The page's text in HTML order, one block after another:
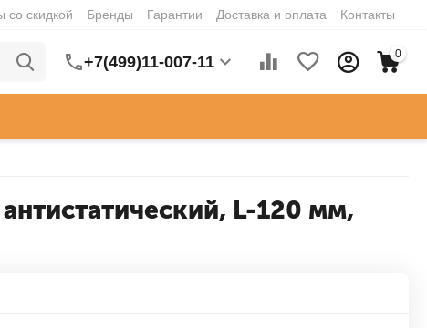
со скидкой Бренды Гарантии Доставка и оплата Контакты
+7(499)11-007-11 0
L-120 мм,